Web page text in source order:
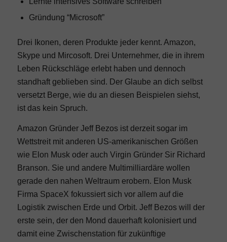
Gründung “Microsoft”
Drei Ikonen, deren Produkte jeder kennt. Amazon,
Skype und Mircosoft. Drei Unternehmer, die in ihrem
Leben Rückschläge erlebt haben und dennoch
standhaft geblieben sind. Der Glaube an dich selbst
versetzt Berge, wie du an diesen Beispielen siehst,
ist das kein Spruch.
Amazon Gründer Jeff Bezos ist derzeit sogar im
Wettstreit mit anderen US-amerikanischen Größen
wie Elon Musk oder auch Virgin Gründer Sir Richard
Branson. Sie und andere Multimilliardäre wollen
gerade den nahen Weltraum erobern. Elon Musk
Firma SpaceX fokussiert sich vor allem auf die
Logistik zwischen Erde und Orbit. Jeff Bezos will der
erste sein, der den Mond dauerhaft kolonisiert und
damit eine Zwischenstation für zukünftige